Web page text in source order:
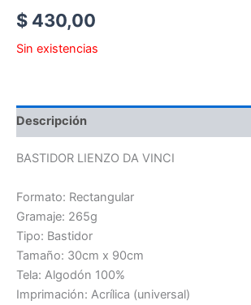
$ 430,00
Sin existencias
Descripción
BASTIDOR LIENZO DA VINCI
Formato: Rectangular
Gramaje: 265g
Tipo: Bastidor
Tamaño: 30cm x 90cm
Tela: Algodón 100%
Imprimación: Acrílica (universal)